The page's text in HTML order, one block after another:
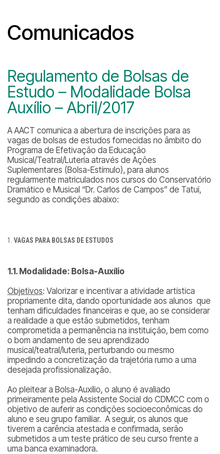
Comunicados
Regulamento de Bolsas de
Estudo – Modalidade Bolsa
Auxílio – Abril/2017
A AACT comunica a abertura de inscrições para as
vagas de bolsas de estudos fornecidas no âmbito do
Programa de Efetivação da Educação
Musical/Teatral/Luteria através de Ações
Suplementares (Bolsa-Estímulo), para alunos
regularmente matriculados nos cursos do Conservatório
Dramático e Musical “Dr. Carlos de Campos” de Tatuí,
segundo as condições abaixo:
VAGAS PARA BOLSAS DE ESTUDOS
1.1. Modalidade: Bolsa-Auxílio
Objetivos: Valorizar e incentivar a atividade artística
propriamente dita, dando oportunidade aos alunos que
tenham dificuldades financeiras e que, ao se considerar
a realidade a que estão submetidos, tenham
comprometida a permanência na instituição, bem como
o bom andamento de seu aprendizado
musical/teatral/luteria, perturbando ou mesmo
impedindo a concretização da trajetória rumo a uma
desejada profissionalização.
Ao pleitear a Bolsa-Auxílio, o aluno é avaliado
primeiramente pela Assistente Social do CDMCC com o
objetivo de auferir as condições socioeconômicas do
aluno e seu grupo familiar. A seguir, os alunos que
tiverem a carência atestada e confirmada, serão
submetidos a um teste prático de seu curso frente a
uma banca examinadora.